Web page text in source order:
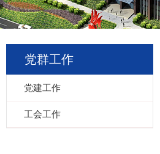
党群工作
党建工作
工会工作